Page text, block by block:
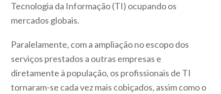
Tecnologia da Informação (TI) ocupando os
mercados globais.
Paralelamente, com a ampliação no escopo dos
serviços prestados a outras empresas e
diretamente à população, os profissionais de TI
tornaram-se cada vez mais cobiçados, assim como o